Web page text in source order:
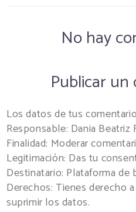
No hay
Publicar
Los datos de tus
Responsable: Dania Beatriz
Finalidad: Moderar
Legitimación: Das tu
Destinatario: Plataforma de
Derechos: Tienes derecho
suprimir los datos.